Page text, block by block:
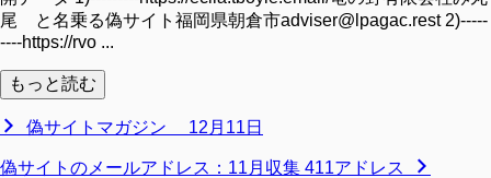
尾 と名乗る偽サイト福岡県朝倉市adviser@lpagac.rest 2)-----
----https://rvo ...
もっと読む
偽サイトマガジン 12月11日
偽サイトのメールアドレス：11月収集 411アドレス